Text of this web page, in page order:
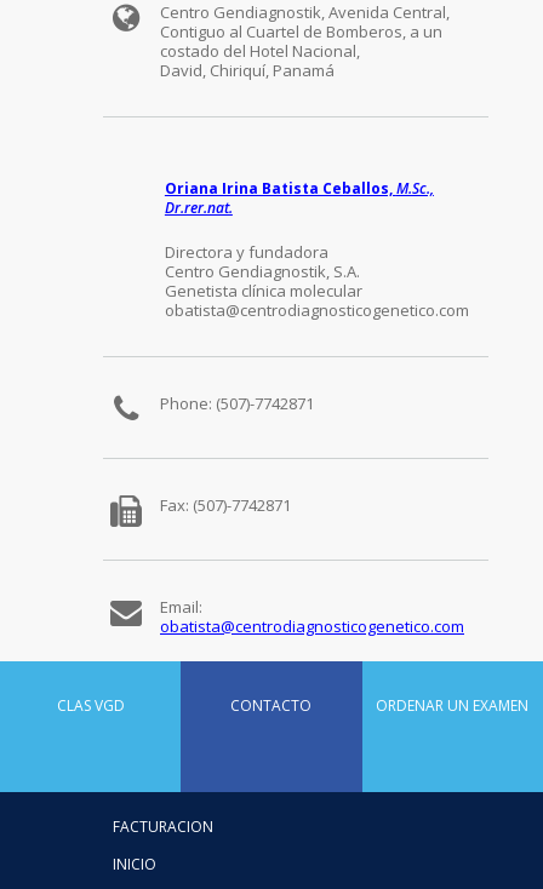
Centro Gendiagnostik, Avenida Central,
Contiguo al Cuartel de Bomberos, a un
costado del Hotel Nacional,
David, Chiriquí, Panamá
Oriana Irina Batista Ceballos,M.Sc.,
Dr.rer.nat.
Directora y fundadora
Centro Gendiagnostik, S.A.
Genetista clínica molecular
obatista@centrodiagnosticogenetico.com
Phone: (507)-7742871
Fax: (507)-7742871
Email:
obatista@centrodiagnosticogenetico.com
CLAS VGD CONTACTO ORDENAR UN EXAMEN
FACTURACION
INICIO